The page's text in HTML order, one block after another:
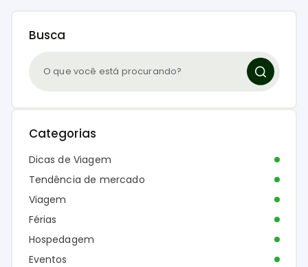
Busca
Categorias
Dicas de Viagem
Tendência de mercado
Viagem
Férias
Hospedagem
Eventos